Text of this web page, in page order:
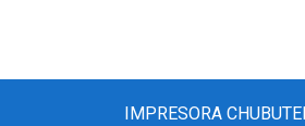
IMPRESORA